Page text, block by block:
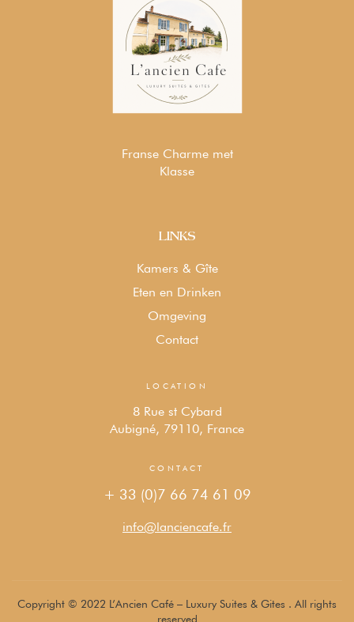
Franse Charme met
Klasse
LINKS
Kamers & Gîte
Eten en Drinken
Omgeving
Contact
LOCATION
8 Rue st Cybard
Aubigné, 79110, France
CONTACT
+ 33 (0)7 66 74 61 09
info@lanciencafe.fr
Copyright © 2022 L’Ancien Café – Luxury Suites & Gites . All rights
reserved